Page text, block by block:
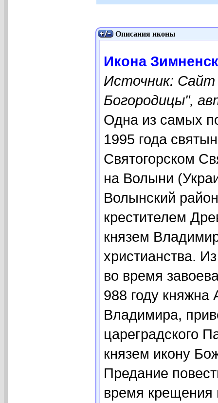
Описания иконы
Икона
Источник: Сайт
Богородицы",
Одна из самых
1995 года
Святогорском
на Волыни
Волынский
крестителем
князем
христианства.
во время
988 году княжна
Владимира,
цареградского
князем икону
Предание
время крещения